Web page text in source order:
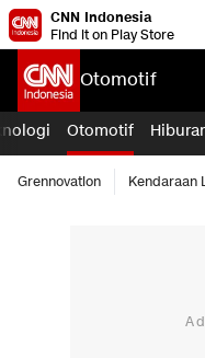
CNN Indonesia
Find it on Play Store
Otomotif
Otomotif
Grennovation Kendaraan